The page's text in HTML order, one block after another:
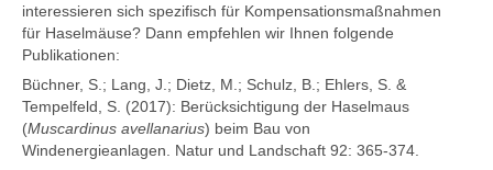
interessieren sich spezifisch für Kompensationsmaßnahmen
für Haselmäuse? Dann empfehlen wir Ihnen folgende
Publikationen:
Büchner, S.; Lang, J.; Dietz, M.; Schulz, B.; Ehlers, S. &
Tempelfeld, S. (2017): Berücksichtigung der Haselmaus
(Muscardinus avellanarius) beim Bau von
Windenergieanlagen. Natur und Landschaft 92: 365-374.